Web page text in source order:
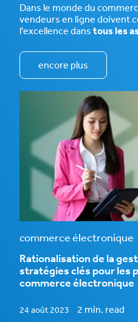
Dans le monde du
vendeurs en ligne doivent
l'excellence dans tous les
encore plus
commerce électronique
Rationalisation de la
stratégies clés pour les
commerce électronique
24 août 2023
2 min. read